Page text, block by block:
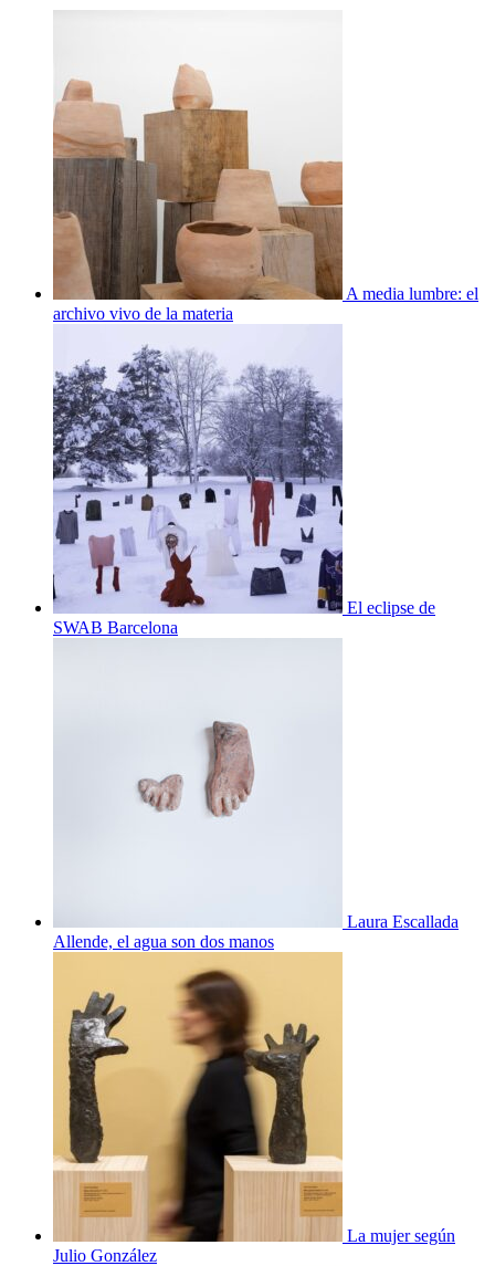
A media lumbre: el
archivo vivo de la materia
El eclipse de
SWAB Barcelona
Laura Escallada
Allende, el agua son dos manos
La mujer según
Julio González